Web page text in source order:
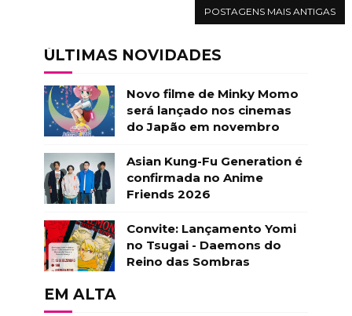
POSTAGENS MAIS ANTIGAS
ÚLTIMAS NOVIDADES
Novo filme de Minky Momo
será lançado nos cinemas
do Japão em novembro
Asian Kung-Fu Generation é
confirmada no Anime
Friends 2026
Convite: Lançamento Yomi
no Tsugai - Daemons do
Reino das Sombras
EM ALTA